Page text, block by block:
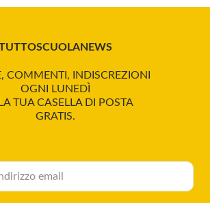
COMMENTI, INDISCREZIONI
OGNI LUNEDÌ
TUA CASELLA DI POSTA
GRATIS.